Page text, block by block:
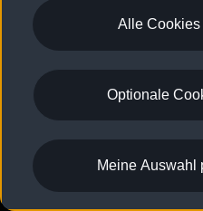
Alle Cookies
Optionale
Meine Auswahl